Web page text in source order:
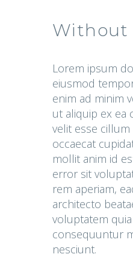
Without
Lorem ipsum
eiusmod
enim ad minim
ut aliquip ex ea
velit esse
occaecat
mollit anim id
error sit
rem aperiam,
architecto
voluptatem
consequuntur
nesciunt.